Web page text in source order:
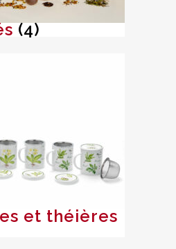
(4)
et théières